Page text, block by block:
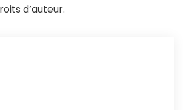
d’auteur.